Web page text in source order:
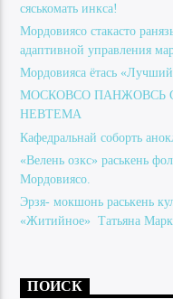
сяськомать инкса!
Мордовиясо стакасто
адаптивной управления
Мордовияса ётась
МОСКОВСО ПАНЖОВСЬ
НЕВТЕМА
Кафедральнай соборть
«Велень озкс» раськень
Мордовиясо.
Эрзя- мокшонь раськень
«Житийное» Татьяна
ПОИСК